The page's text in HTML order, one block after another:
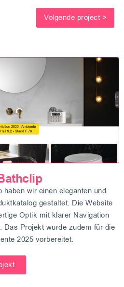
Volgende project >
haben wir einen eleganten und
gestaltet. Die Website
Optik mit klarer Navigation
Das Projekt wurde zudem für die
2025 vorbereitet.